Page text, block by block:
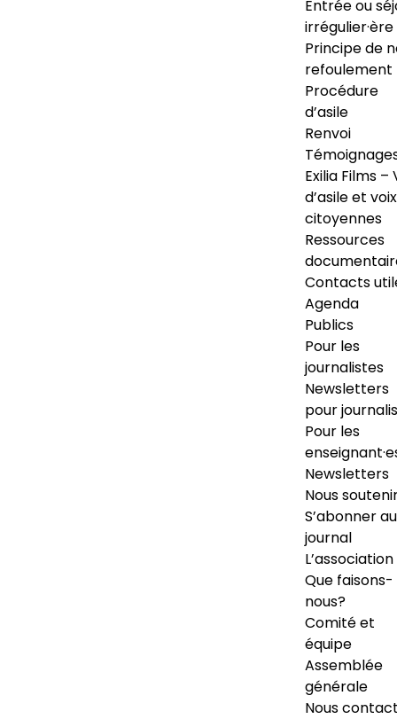
Entrée ou
irrégulier·ère
Principe de
refoulement
Procédure
d’asile
Renvoi
Exilia Films –
d’asile et voix
citoyennes
Ressources
Contacts
Agenda
Publics
Pour les
journalistes
Newsletters
pour
Pour les
Newsletters
Nous
S’abonner au
journal
L’association
Que faisons-
nous?
Comité et
équipe
Assemblée
générale
Nous